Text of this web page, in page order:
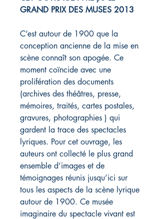
GRAND PRIX DES MUSES 2013
C’est autour de 1900 que la
conception ancienne de la mise en
scène connaît son apogée. Ce
moment coïncide avec une
prolifération des documents
(archives des théâtres, presse,
mémoires, traités, cartes postales,
gravures, photographies ) qui
gardent la trace des spectacles
lyriques. Pour cet ouvrage, les
auteurs ont collecté le plus grand
ensemble d’images et de
témoignages réunis jusqu’ici sur
tous les aspects de la scène lyrique
autour de 1900. Ce musée
imaginaire du spectacle vivant est